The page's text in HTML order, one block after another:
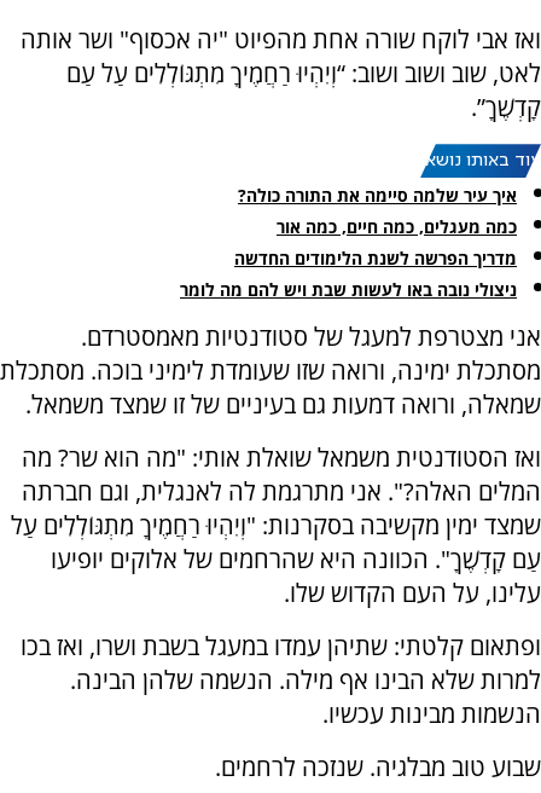
ואז אבי לוקח שורה אחת מהפיוט "יה אכסוף" ושר אותה
לאט, שוב ושוב ושוב: “וְיִהְיוּ רַחֲמֶיךָ מִתְגּוֹלְלִים עַל עַם
קָדְשֶׁךָ”.
עוד באותו נושא:
איך עיר שלמה סיימה את התורה כולה?
כמה מעגלים, כמה חיים, כמה אור
מדריך הפרשה לשנת הלימודים החדשה
ניצולי נובה באו לעשות שבת ויש להם מה לומר
אני מצטרפת למעגל של סטודנטיות מאמסטרדם.
מסתכלת ימינה, ורואה שזו שעומדת לימיני בוכה. מסתכלת
שמאלה, ורואה דמעות גם בעיניים של זו שמצד משמאל.
ואז הסטודנטית משמאל שואלת אותי: "מה הוא שר? מה
המלים האלה?". אני מתרגמת לה לאנגלית, וגם חברתה
שמצד ימין מקשיבה בסקרנות: "וְיִהְיוּ רַחֲמֶיךָ מִתְגּוֹלְלִים עַל
עַם קָדְשֶׁךָ". הכוונה היא שהרחמים של אלוקים יופיעו
עלינו, על העם הקדוש שלו.
ופתאום קלטתי: שתיהן עמדו במעגל בשבת ושרו, ואז בכו
למרות שלא הבינו אף מילה. הנשמה שלהן הבינה.
הנשמות מבינות עכשיו.
שבוע טוב מבלגיה. שנזכה לרחמים.